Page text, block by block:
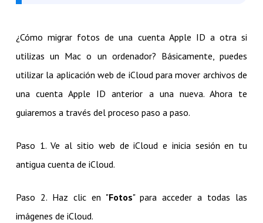
¿Cómo migrar fotos de una cuenta Apple ID a otra si
utilizas un Mac o un ordenador? Básicamente, puedes
utilizar la aplicación web de iCloud para mover archivos de
una cuenta Apple ID anterior a una nueva. Ahora te
guiaremos a través del proceso paso a paso.
Paso 1. Ve al sitio web de iCloud e inicia sesión en tu
antigua cuenta de iCloud.
Paso 2. Haz clic en "Fotos" para acceder a todas las
imágenes de iCloud.